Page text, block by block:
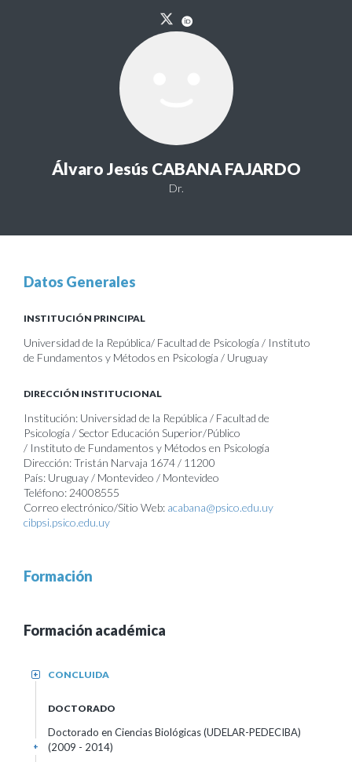
Álvaro Jesús CABANA FAJARDO
Dr.
Datos Generales
INSTITUCIÓN PRINCIPAL
Universidad de la República/ Facultad de Psicología / Instituto
de Fundamentos y Métodos en Psicología / Uruguay
DIRECCIÓN INSTITUCIONAL
Institución: Universidad de la República / Facultad de
Psicología / Sector Educación Superior/Público
/ Instituto de Fundamentos y Métodos en Psicología
Dirección: Tristán Narvaja 1674 / 11200
País: Uruguay / Montevideo / Montevideo
Teléfono: 24008555
Correo electrónico/Sitio Web: acabana@psico.edu.uy
cibpsi.psico.edu.uy
Formación
Formación académica
CONCLUIDA
+
DOCTORADO
Doctorado en Ciencias Biológicas (UDELAR-PEDECIBA)
(2009 - 2014)
+